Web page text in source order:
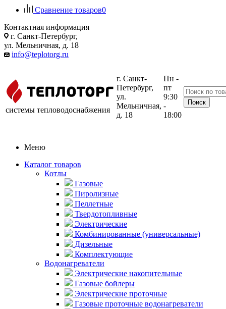
Сравнение товаров0
Контактная информация
г. Санкт-Петербург,
ул. Мельничная, д. 18
info@teplotorg.ru
системы тепловодоснабжения
г. Санкт-
Петербург,
ул.
Мельничная,
д. 18
Пн -
пт
9:30
-
18:00
Меню
Каталог товаров
Котлы
Газовые
Пиролизные
Пеллетные
Твердотопливные
Электрические
Комбинированные (универсальные)
Дизельные
Комплектующие
Водонагреватели
Электрические накопительные
Газовые бойлеры
Электрические проточные
Газовые проточные водонагреватели